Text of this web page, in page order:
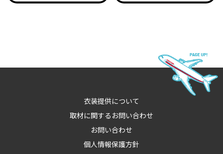
衣装提供について
取材に関するお問い合わせ
お問い合わせ
個人情報保護方針